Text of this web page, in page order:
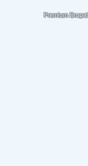
Premium